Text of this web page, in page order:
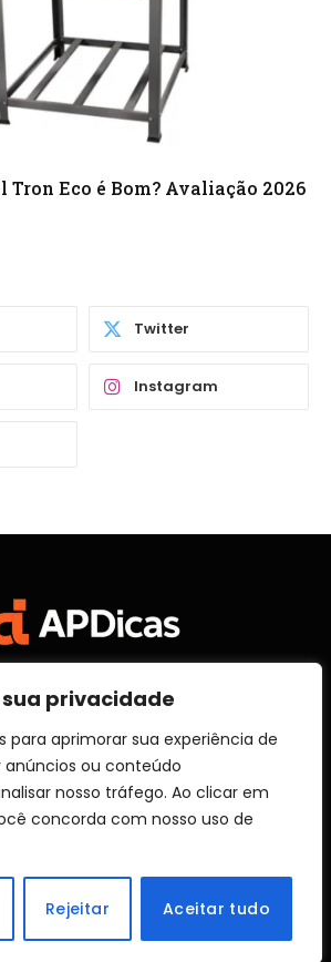
privacidade
para aprimorar sua experiência de
anúncios ou conteúdo
nosso tráfego. Ao clicar em
concorda com nosso uso de
Rejeitar Aceitar tudo
Tron Eco é Bom? Avaliação 2026
Twitter
Instagram
TERMOS DE USO
© 2026 Aprender Dicas